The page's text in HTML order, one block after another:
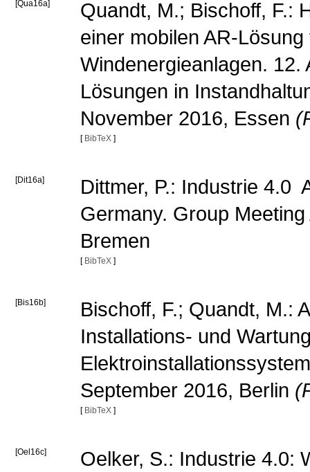
[Qua16a]
Quandt, M.; Bischoff, F.:
einer mobilen AR-
Windenergieanlagen.
Lösungen in
November 2016, Essen
[ BibTeX ]
[Dit16a]
Dittmer, P.: Industrie
Germany. Group
Bremen
[ BibTeX ]
[Bis16b]
Bischoff, F.; Quandt, M.:
Installations- und
September 2016, Berlin
[ BibTeX ]
[Oel16c]
Oelker, S.: Industrie 4.0: